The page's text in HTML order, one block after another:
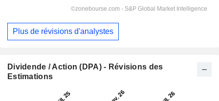
Plus de révisions d'analystes
Dividende / Action (DPA) - Révisions des
Estimations